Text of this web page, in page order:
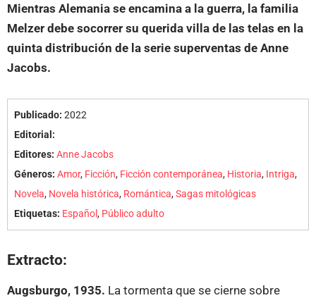
Mientras Alemania se encamina a la guerra, la familia
Melzer debe socorrer su querida villa de las telas en la
quinta distribución de la serie superventas de Anne
Jacobs.
Publicado: 2022
Editorial:
Editores: Anne Jacobs
Géneros: Amor, Ficción, Ficción contemporánea, Historia, Intriga,
Novela, Novela histórica, Romántica,Sagas mitológicas
Etiquetas: Español, Público adulto
Extracto:
Augsburgo, 1935. La tormenta que se cierne sobre